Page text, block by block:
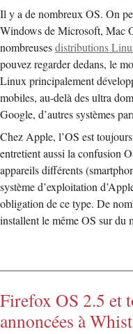
Il y a de nombreux OS. On
Windows de Microsoft, Mac
nombreusesdistributions
pouvez regarder dedans, le
Linux principalement
mobiles, au-delà des ultra
Google, d’autres systèmes
Chez Apple, l’OS est
entretient aussi la confusion
appareils différents
système d’exploitation
obligation de ce type. De
installent le même OS sur du
Firefox OS 2.5 et
annoncées à